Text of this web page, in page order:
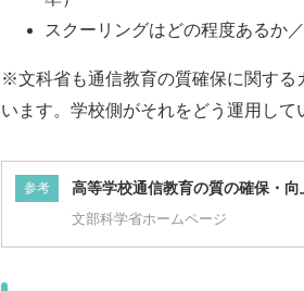
スクーリングはどの程度あるか
※文科省も通信教育の質確保に関する
います。学校側がそれをどう運用して
参考 高等学校通信教育の質の確保・
文部科学省ホームページ